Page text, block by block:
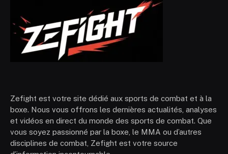
Zefight est votre site dédié aux sports de combat et à la
boxe. Nous vous offrons les dernières actualités, analyses
et vidéos en direct du monde des sports de combat. Que
vous soyez passionné par la boxe, le MMA ou d’autres
disciplines de combat, Zefight est votre source